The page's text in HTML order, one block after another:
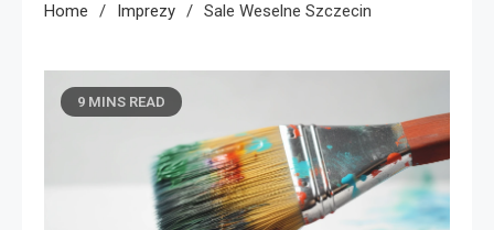
Home Imprezy Sale Weselne Szczecin
9 MINS READ